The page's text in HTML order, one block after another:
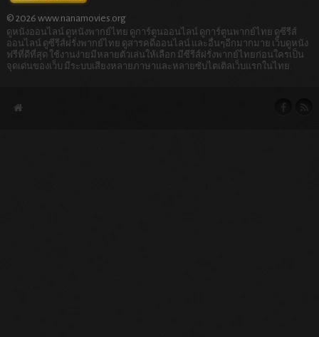
© 2026 www.nanamovies.org
ดูหนังออนไลน์ ดูหนังพากย์ไทย ดูการ์ตูนออนไลน์ ดูการ์ตูนพากย์ไทย ดูซีรีส์
ออนไลน์ ดูซีรีส์ฝรั่งพากย์ไทย ดูสารคดีออนไลน์ และอื่นๆอีกมากมาย เว็บดูหนัง
ฟรีที่ดีที่สุด ใช้งานง่ายมีหลายตัวเล่นให้เลือก มีซีรีส์ฝรั่งพากย์ไทยก่อนใครเป็น
จุดเด่นของเว็บ มีระบบเสียงหลายภาษาและหลายซับไตเติลเว็บแรกในไทย.